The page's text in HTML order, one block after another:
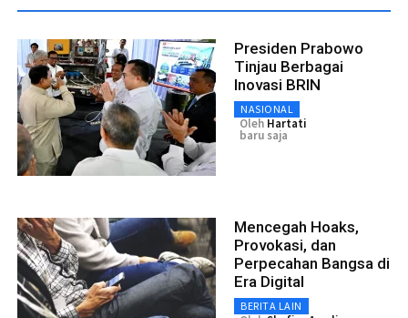
Presiden Prabowo
Tinjau Berbagai
Inovasi BRIN
NASIONAL
Oleh Hartati
baru saja
Mencegah Hoaks,
Provokasi, dan
Perpecahan Bangsa di
Era Digital
BERITA LAIN